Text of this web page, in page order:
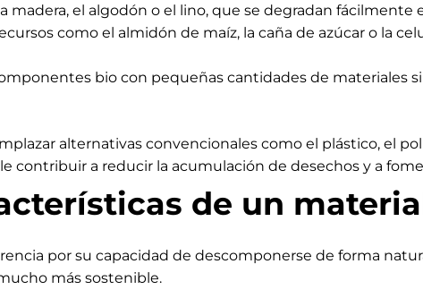
madera, el algodón o el lino, que se degradan
como el almidón de maíz, la caña de azúcar o la
bio con pequeñas cantidades de materiales
alternativas convencionales como el plástico, el
contribuir a reducir la acumulación de desechos y a
de un
por su capacidad de descomponerse de forma
más sostenible.